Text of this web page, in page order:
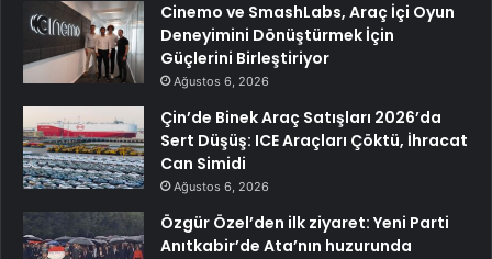
Cinemo ve SmashLabs, Araç İçi Oyun
Deneyimini Dönüştürmek İçin
Güçlerini Birleştiriyor
Ağustos 6, 2026
Çin’de Binek Araç Satışları 2026’da
Sert Düşüş: ICE Araçları Çöktü, İhracat
Can Simidi
Ağustos 6, 2026
Özgür Özel’den ilk ziyaret: Yeni Parti
Anıtkabir’de Ata’nın huzurunda